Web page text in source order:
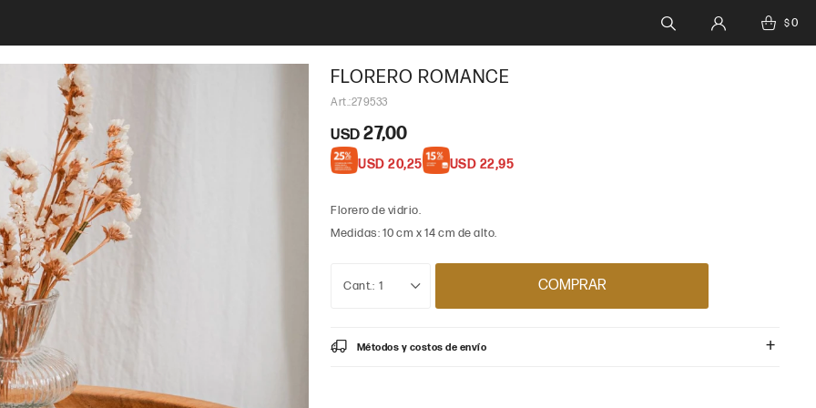
$0
FLORERO ROMANCE
279533
USD 27,00
USD 20,25 USD 22,95
Florero de vidrio.
Medidas: 10 cm x 14 cm de alto.
1 COMPRAR
Métodos y costos de envío